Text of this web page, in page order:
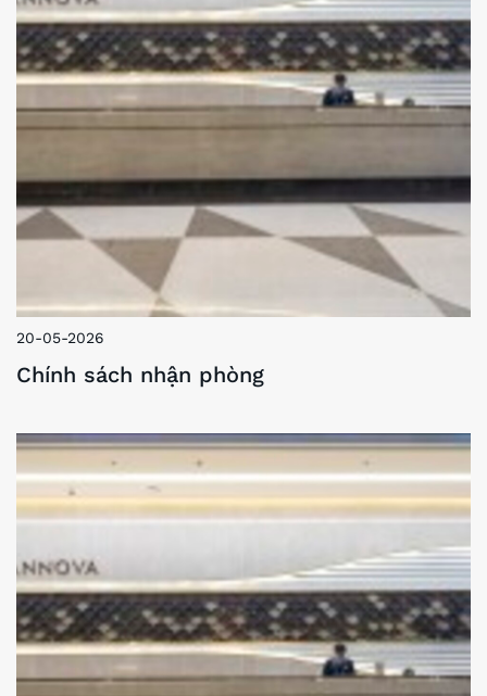
20-05-2026
Chính sách nhận phòng